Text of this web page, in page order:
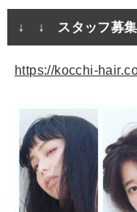
↓ ↓ スタッフ募
https://kocchi-